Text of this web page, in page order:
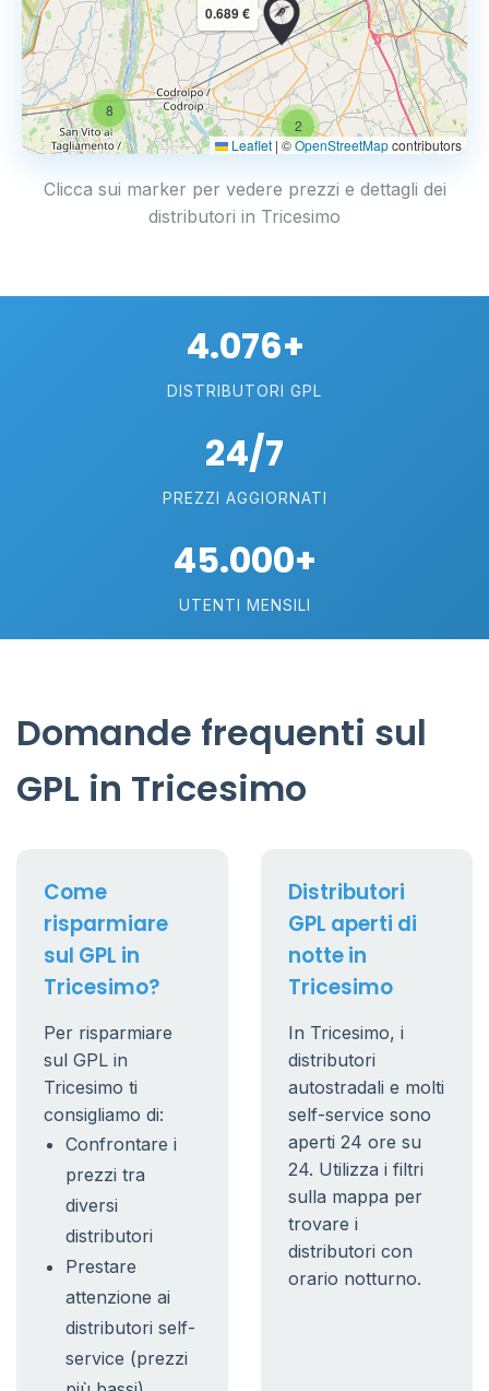
2
8
0.689 €
Leaflet | ©OpenStreetMapcontributors
Clicca sui marker per vedere prezzi e dettagli dei
distributori in Tricesimo
4.076+
DISTRIBUTORI GPL
24/7
PREZZI AGGIORNATI
45.000+
UTENTI MENSILI
Domande frequenti sul
GPL in Tricesimo
Come
risparmiare
sul GPL in
Tricesimo?
Per risparmiare
sul GPL in
Tricesimo ti
consigliamo di:
Confrontare i
prezzi tra
diversi
distributori
Prestare
attenzione ai
distributori self-
service (prezzi
Distributori
GPL aperti di
notte in
Tricesimo
In Tricesimo, i
distributori
autostradali e molti
self-service sono
aperti 24 ore su
24. Utilizza i filtri
sulla mappa per
trovare i
distributori con
orario notturno.